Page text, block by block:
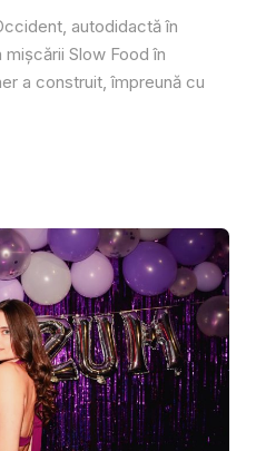
autodidactă în
Slow Food în
a construit, împreună cu